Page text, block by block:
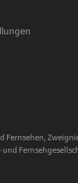
Fernsehen,
und